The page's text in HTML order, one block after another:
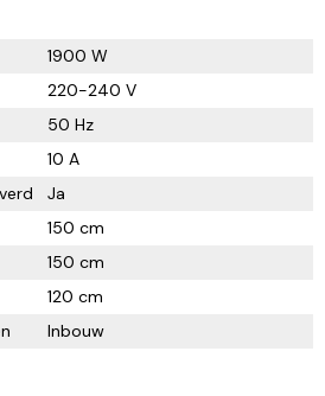
1900 W
220-240 V
50 Hz
10 A
Ja
150 cm
150 cm
120 cm
Inbouw